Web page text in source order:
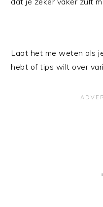
Laat het me weten als
hebt of tips wilt over